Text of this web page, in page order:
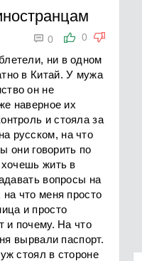
0
 0
ни в одном
в Китай. У мужа
он не
наверное их
и стояла за
русском, на что
они говорить по
жить в
вопросы на
что меня просто
и просто
и почему. На что
вырвали паспорт.
стоял в стороне